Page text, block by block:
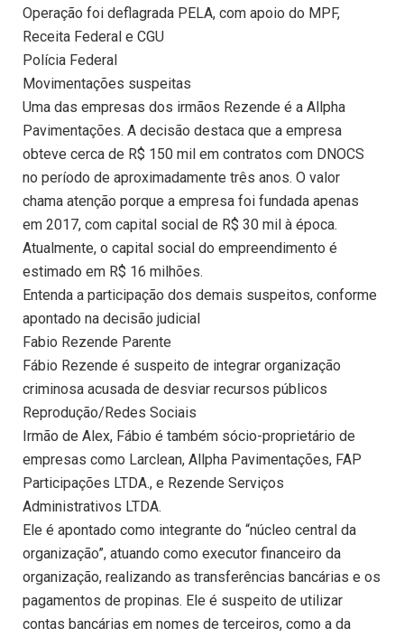
Operação foi deflagrada PELA, com apoio do MPF,
Receita Federal e CGU
Polícia Federal
Movimentações suspeitas
Uma das empresas dos irmãos Rezende é a Allpha
Pavimentações. A decisão destaca que a empresa
obteve cerca de R$ 150 mil em contratos com DNOCS
no período de aproximadamente três anos. O valor
chama atenção porque a empresa foi fundada apenas
em 2017, com capital social de R$ 30 mil à época.
Atualmente, o capital social do empreendimento é
estimado em R$ 16 milhões.
Entenda a participação dos demais suspeitos, conforme
apontado na decisão judicial
Fabio Rezende Parente
Fábio Rezende é suspeito de integrar organização
criminosa acusada de desviar recursos públicos
Reprodução/Redes Sociais
Irmão de Alex, Fábio é também sócio-proprietário de
empresas como Larclean, Allpha Pavimentações, FAP
Participações LTDA., e Rezende Serviços
Administrativos LTDA.
Ele é apontado como integrante do “núcleo central da
organização”, atuando como executor financeiro da
organização, realizando as transferências bancárias e os
pagamentos de propinas. Ele é suspeito de utilizar
contas bancárias em nomes de terceiros, como a da